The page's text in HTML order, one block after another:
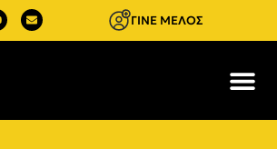
ΓΙΝΕ ΜΕΛΟΣ